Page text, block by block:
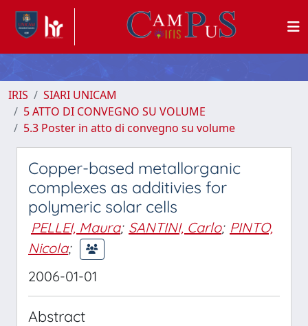
IRIS
SIARI UNICAM
5 ATTO DI CONVEGNO SU VOLUME
5.3 Poster in atto di convegno su volume
Copper-based metallorganic
complexes as additivies for
polymeric solar cells
PELLEI, Maura; SANTINI, Carlo; PINTO,
Nicola;
2006-01-01
Abstract